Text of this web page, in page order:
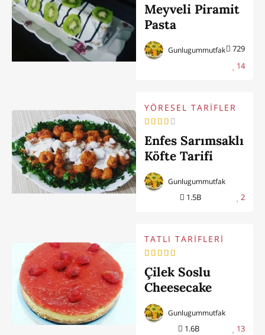
Meyveli Piramit
Pasta
729
14
Gunlugummutfak
YÖRESEL TARİFLER
Enfes Sarımsaklı
Köfte Tarifi
1.5B 2
Gunlugummutfak
TATLI TARİFLERİ
Çilek Soslu
Cheesecake
Tarifi
1.6B 13
Gunlugummutfak